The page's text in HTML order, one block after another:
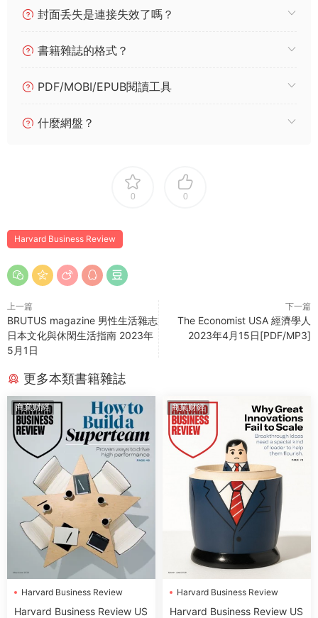
封面丢失是連接失效了嗎？
書籍雜誌的格式？
PDF/MOBI/EPUB閱讀工具
什麼網盤？
0 0
Harvard Business Review
上一篇
BRUTUS magazine 男性生活雜志
日本文化與休閑生活指南 2023年
5月1日
下一篇
The Economist USA 經濟學人
2023年4月15日[PDF/MP3]
更多本類書籍雜誌
商業财經
Harvard Business Review
Harvard Business Review US
商業财經
Harvard Business Review
Harvard Business Review US